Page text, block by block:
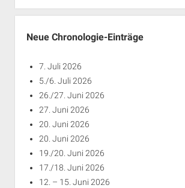
Jahren
Neue Chronologie-Einträge
7. Juli 2026
5./6. Juli 2026
26./27. Juni 2026
27. Juni 2026
20. Juni 2026
20. Juni 2026
19./20. Juni 2026
17./18. Juni 2026
12. – 15. Juni 2026